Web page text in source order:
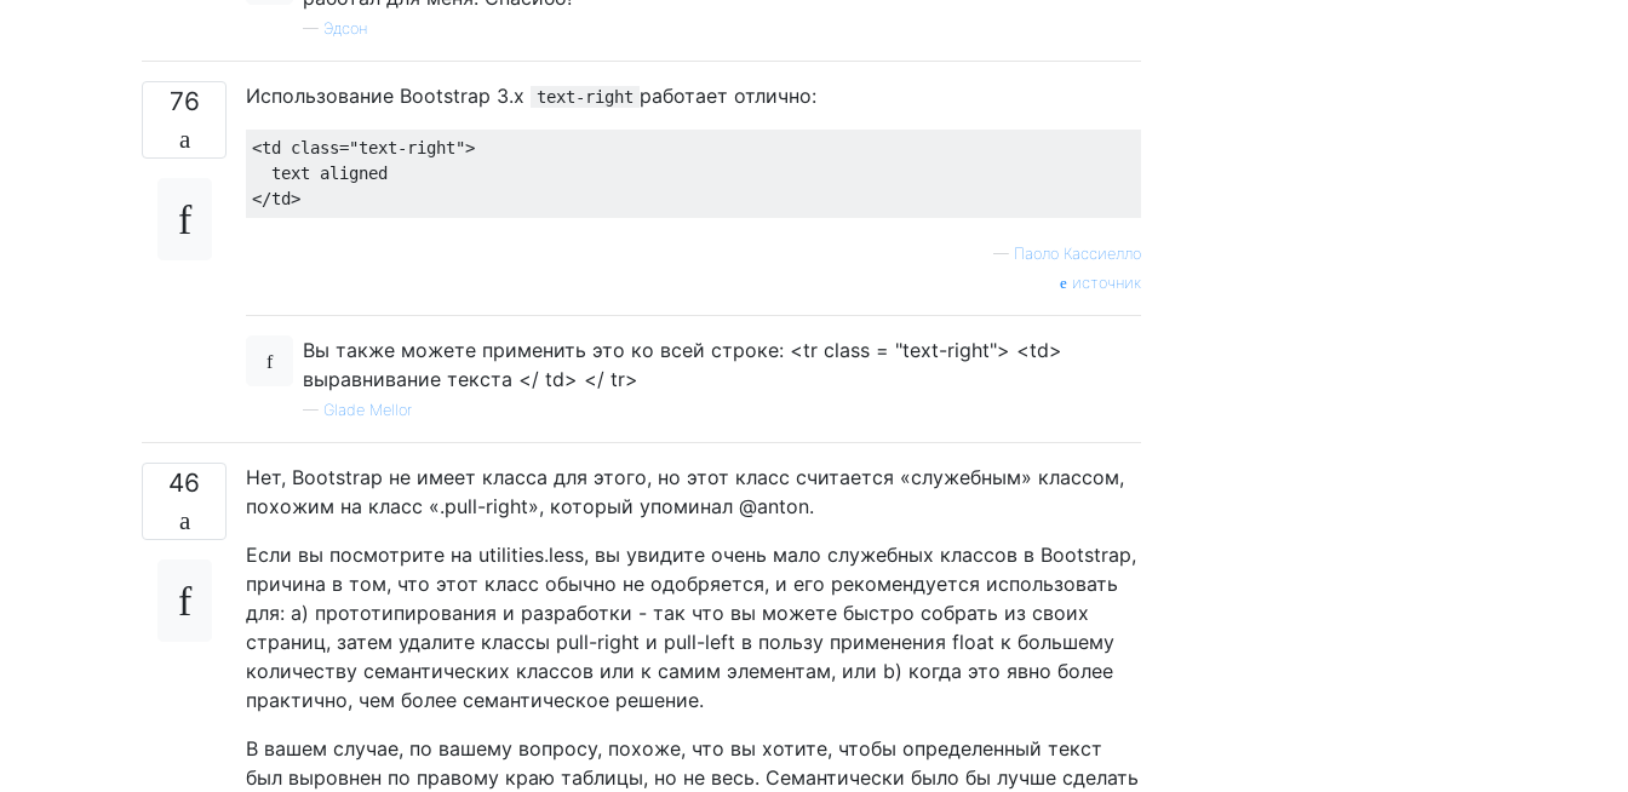
— Эдсон
76 Использование Bootstrap 3.x text-right работает отлично:
<td class="text-right">
</td>
— Паоло Кассиелло
источник
Вы также можете применить это ко всей строке: <tr class = "text-right"> <td>
выравнивание текста </ td> </ tr>
— Glade Mellor
46
Нет, Bootstrap не имеет класса для этого, но этот класс считается «служебным» классом,
похожим на класс «.pull-right», который упоминал @anton.
Если вы посмотрите на utilities.less, вы увидите очень мало служебных классов в Bootstrap,
причина в том, что этот класс обычно не одобряется, и его рекомендуется использовать
для: а) прототипирования и разработки - так что вы можете быстро собрать из своих
страниц, затем удалите классы pull-right и pull-left в пользу применения float к большему
количеству семантических классов или к самим элементам, или b) когда это явно более
практично, чем более семантическое решение.
В вашем случае, по вашему вопросу, похоже, что вы хотите, чтобы определенный текст
был выровнен по правому краю таблицы, но не весь. Семантически было бы лучше сделать